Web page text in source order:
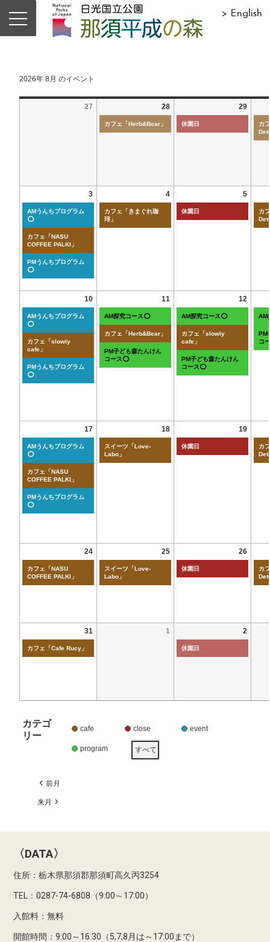
> English
2026年 8月 のイベント
27 28
カフェ「Herb&Bear」
29
休園日
カ
3
AMうんちプログラム
⭕
カフェ「NASU
COFFEE PALKI」
PMうんちプログラム
⭕
4
カフェ「きまぐれ珈
琲」
5
休園日
カ
10
AMうんちプログラム
⭕
カフェ「slowly
cafe」
PMうんちプログラム
⭕
11
AM探究コース⭕
カフェ「Herb&Bear」
PM子ども森たんけん
コース⭕
12
AM探究コース⭕
カフェ「slowly
cafe」
PM子ども森たんけん
コース⭕
AM
PM
コ
17
AMうんちプログラム
⭕
カフェ「NASU
COFFEE PALKI」
PMうんちプログラム
⭕
18
スイーツ「Love-
Labo」
19
休園日
カ
24
カフェ「NASU
COFFEE PALKI」
25
スイーツ「Love-
Labo」
26
休園日
カ
31
カフェ「Cafe Rucy」
1 2
休園日
カテゴ
リー
cafe close event
program すべて
前月
来月
〈DATA〉
住所：栃木県那須郡那須町高久丙3254
TEL：0287-74-6808（9:00～17:00）
入館料：無料
開館時間：9:00～16:30（5,7,8月は～17:00まで）